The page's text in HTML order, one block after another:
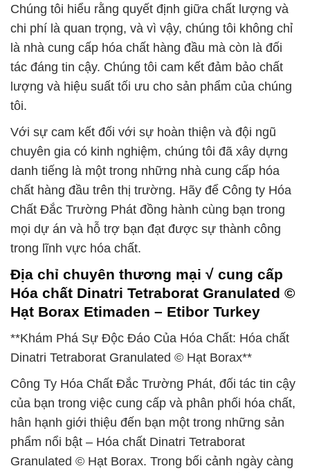
Chúng tôi hiểu rằng quyết định giữa chất lượng và
chi phí là quan trọng, và vì vậy, chúng tôi không chỉ
là nhà cung cấp hóa chất hàng đầu mà còn là đối
tác đáng tin cậy. Chúng tôi cam kết đảm bảo chất
lượng và hiệu suất tối ưu cho sản phẩm của chúng
tôi.
Với sự cam kết đối với sự hoàn thiện và đội ngũ
chuyên gia có kinh nghiệm, chúng tôi đã xây dựng
danh tiếng là một trong những nhà cung cấp hóa
chất hàng đầu trên thị trường. Hãy để Công ty Hóa
Chất Đắc Trường Phát đồng hành cùng bạn trong
mọi dự án và hỗ trợ bạn đạt được sự thành công
trong lĩnh vực hóa chất.
Địa chỉ chuyên thương mại √ cung cấp
Hóa chất Dinatri Tetraborat Granulated ©
Hạt Borax Etimaden – Etibor Turkey
**Khám Phá Sự Độc Đáo Của Hóa Chất: Hóa chất
Dinatri Tetraborat Granulated © Hạt Borax**
Công Ty Hóa Chất Đắc Trường Phát, đối tác tin cậy
của bạn trong việc cung cấp và phân phối hóa chất,
hân hạnh giới thiệu đến bạn một trong những sản
phẩm nổi bật – Hóa chất Dinatri Tetraborat
Granulated © Hạt Borax. Trong bối cảnh ngày càng